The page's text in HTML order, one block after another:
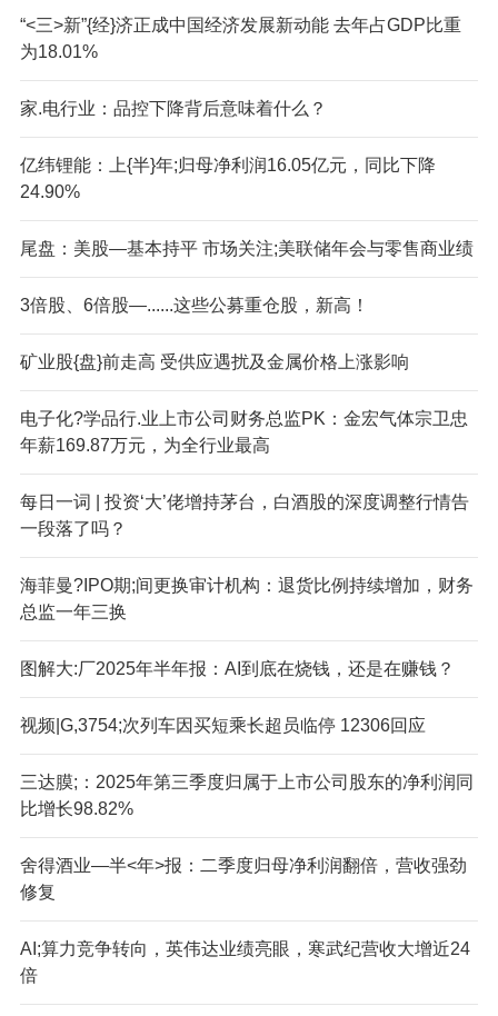
“<三>新”{经}济正成中国经济发展新动能 去年占GDP比重
为18.01%
家.电行业：品控下降背后意味着什么？
亿纬锂能：上{半}年;归母净利润16.05亿元，同比下降
24.90%
尾盘：美股—基本持平 市场关注;美联储年会与零售商业绩
3倍股、6倍股—......这些公募重仓股，新高！
矿业股{盘}前走高 受供应遇扰及金属价格上涨影响
电子化?学品行.业上市公司财务总监PK：金宏气体宗卫忠
年薪169.87万元，为全行业最高
每日一词 | 投资‘大’佬增持茅台，白酒股的深度调整行情告
一段落了吗？
海菲曼?IPO期;间更换审计机构：退货比例持续增加，财务
总监一年三换
图解大:厂2025年半年报：AI到底在烧钱，还是在赚钱？
视频|G,3754;次列车因买短乘长超员临停 12306回应
三达膜;：2025年第三季度归属于上市公司股东的净利润同
比增长98.82%
舍得酒业—半<年>报：二季度归母净利润翻倍，营收强劲
修复
AI;算力竞争转向，英伟达业绩亮眼，寒武纪营收大增近24
倍